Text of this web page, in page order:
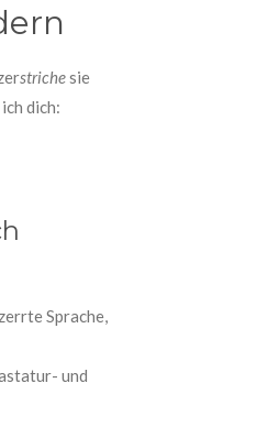
strichesie
dich:
Sprache,
und